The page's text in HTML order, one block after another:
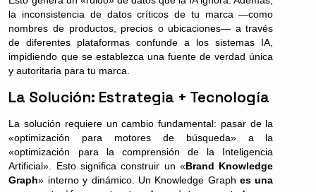
la inconsistencia de datos críticos de tu marca —como
nombres de productos, precios o ubicaciones— a través
de diferentes plataformas confunde a los sistemas IA,
impidiendo que se establezca una fuente de verdad única
y autoritaria para tu marca.
La Solución: Estrategia + Tecnología
La solución requiere un cambio fundamental: pasar de la
«optimización para motores de búsqueda» a la
«optimización para la comprensión de la Inteligencia
Artificial». Esto significa construir un «Brand Knowledge
Graph» interno y dinámico. Un Knowledge Graphes una